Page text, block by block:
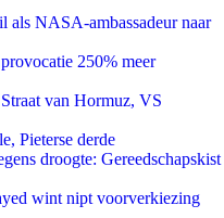
als NASA-ambassadeur naar
250% meer
van Hormuz, VS
Pieterse derde
droogte: Gereedschapskist
wint nipt voorverkiezing